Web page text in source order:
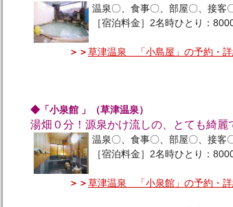
温泉〇、食事〇、部屋〇、接客
［宿泊料金］2名時ひとり：
＞＞草津温泉 「小島屋」の予約・詳
◆「小泉館 」（草津温泉）
湯畑０分！源泉かけ流しの、とても綺
温泉〇、食事〇、部屋〇、接客
［宿泊料金］2名時ひとり：
＞＞草津温泉 「小泉館」の予約・詳